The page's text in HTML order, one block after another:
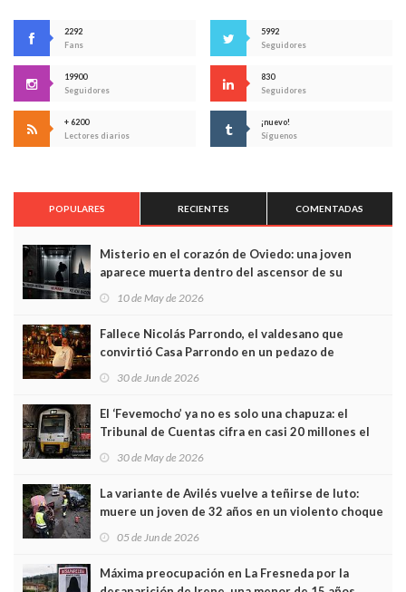
2292
Fans
5992
Seguidores
19900
Seguidores
830
Seguidores
+ 6200
Lectores diarios
¡nuevo!
Síguenos
POPULARES RECIENTES COMENTADAS
Misterio en el corazón de Oviedo: una joven
aparece muerta dentro del ascensor de su
edificio y las cámaras captan sus últimos minutos
10 de May de 2026
Fallece Nicolás Parrondo, el valdesano que
convirtió Casa Parrondo en un pedazo de
Asturias en Madrid
30 de Jun de 2026
El ‘Fevemocho’ ya no es solo una chapuza: el
Tribunal de Cuentas cifra en casi 20 millones el
sobrecoste de los trenes que no cabían por los
30 de May de 2026
La variante de Avilés vuelve a teñirse de luto:
muere un joven de 32 años en un violento choque
frontal
05 de Jun de 2026
Máxima preocupación en La Fresneda por la